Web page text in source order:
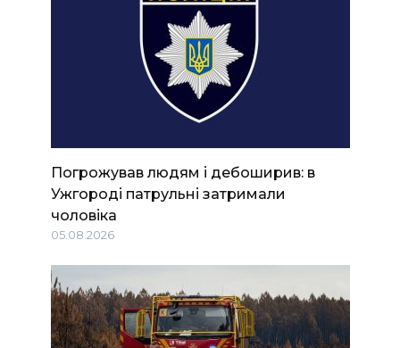
Погрожував людям і дебоширив: в
Ужгороді патрульні затримали
чоловіка
05.08.2026